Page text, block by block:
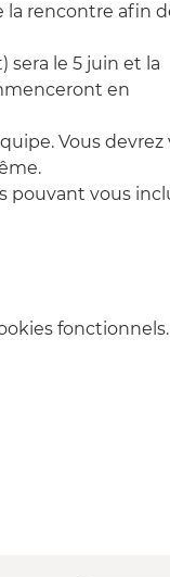
rencontre afin
sera le 5 juin et la
en
Vous devrez
pouvant vous
fonctionnels.